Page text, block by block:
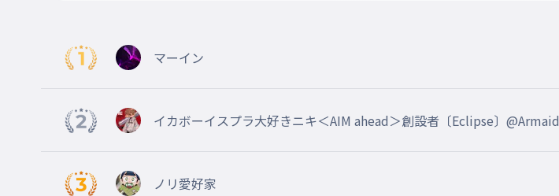
活発させる恐れがあります
気をつけて！
011
ではまたらいしゅう
dehamataraisyuu
マーイン
イカボーイスプラ大好きニキ＜AIM ahead＞創設者〔Eclipse〕@Armaid
ノリ愛好家